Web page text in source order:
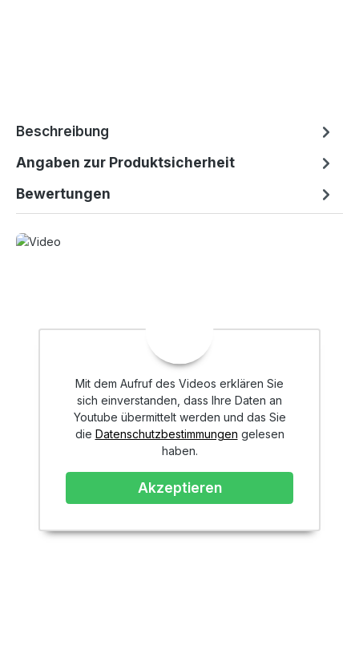
Beschreibung
Angaben zur Produktsicherheit
Bewertungen
Mit dem Aufruf des Videos erklären Sie
sich einverstanden, dass Ihre Daten an
Youtube übermittelt werden und das Sie
die Datenschutzbestimmungen gelesen
haben.
Akzeptieren